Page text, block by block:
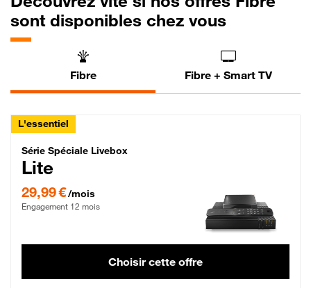
sont disponibles chez vous
Fibre Fibre + Smart TV
L'essentiel
Série Spéciale Livebox Lite Fibre
Série Spéciale Livebox
Lite
29,99 €/mois
Engagement 12 mois
Choisir cette offre